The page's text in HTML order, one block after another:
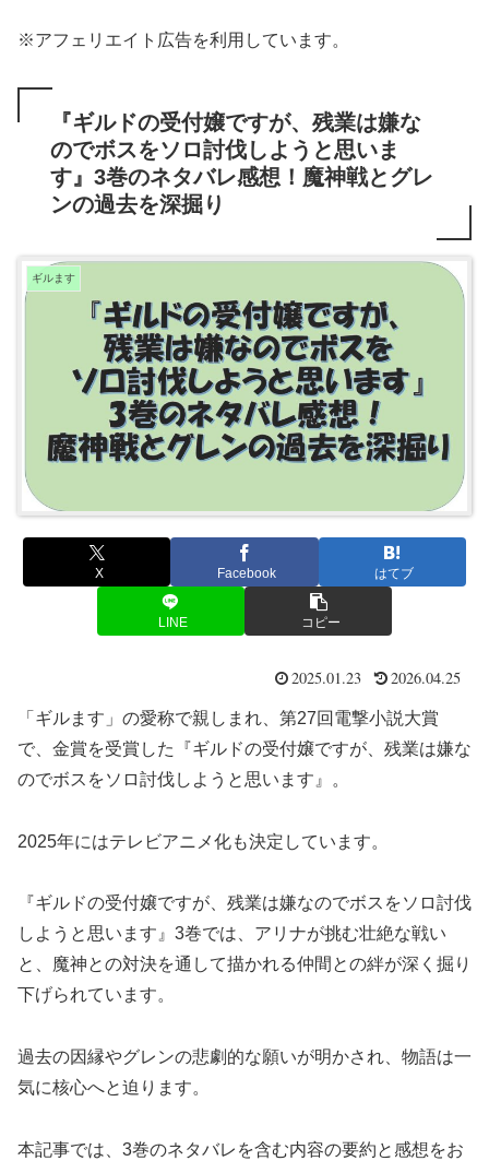
※アフェリエイト広告を利用しています。
『ギルドの受付嬢ですが、残業は嫌な
のでボスをソロ討伐しようと思いま
す』3巻のネタバレ感想！魔神戦とグレ
ンの過去を深掘り
ギルます
X Facebook はてブ
LINE コピー
2025.01.23 2026.04.25
「ギルます」の愛称で親しまれ、第27回電撃小説大賞
で、金賞を受賞した『ギルドの受付嬢ですが、残業は嫌な
のでボスをソロ討伐しようと思います』。
2025年にはテレビアニメ化も決定しています。
『ギルドの受付嬢ですが、残業は嫌なのでボスをソロ討伐
しようと思います』3巻では、アリナが挑む壮絶な戦い
と、魔神との対決を通して描かれる仲間との絆が深く掘り
下げられています。
過去の因縁やグレンの悲劇的な願いが明かされ、物語は一
気に核心へと迫ります。
本記事では、3巻のネタバレを含む内容の要約と感想をお